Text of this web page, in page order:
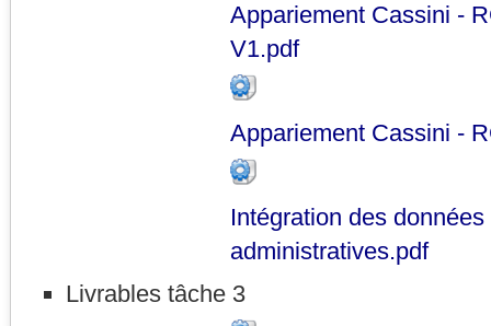
Appariement Cassini -
V1.pdf
Appariement Cassini -
Intégration des
administratives.pdf
Livrables tâche 3